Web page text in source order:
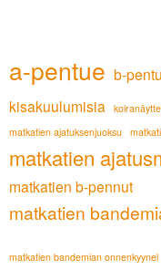
a-pentue b-
kisakuulumisia
matkatien ajatuksenjuoksu
matkatien
matkatien b-pennut
matkatien
matkatien bandemian onnenkyynel